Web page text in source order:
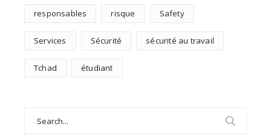
responsables risque Safety
Services Sécurité sécurité au travail
Tchad étudiant